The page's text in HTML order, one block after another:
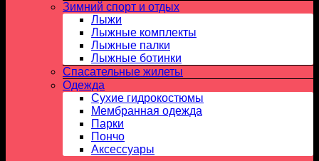
Зимний спорт и отдых
Лыжи
Лыжные комплекты
Лыжные палки
Лыжные ботинки
Спасательные жилеты
Одежда
Сухие гидрокостюмы
Мембранная одежда
Парки
Пончо
Аксессуары